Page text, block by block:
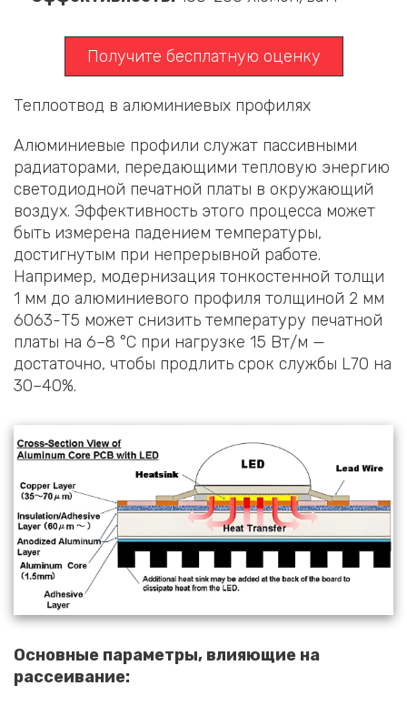
Получите бесплатную оценку
Теплоотвод в алюминиевых профилях
Алюминиевые профили служат пассивными
радиаторами, передающими тепловую энергию
светодиодной печатной платы в окружающий
воздух. Эффективность этого процесса может
быть измерена падением температуры,
достигнутым при непрерывной работе.
Например, модернизация тонкостенной толщи
1 мм до алюминиевого профиля толщиной 2 мм
6063-T5 может снизить температуру печатной
платы на 6–8 °C при нагрузке 15 Вт/м —
достаточно, чтобы продлить срок службы L70 на
30–40%.
Основные параметры, влияющие на
рассеивание: